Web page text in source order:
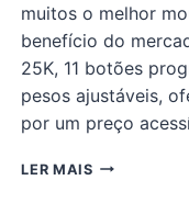
muitos o melhor
benefício do
25K, 11 botões
pesos ajustáveis,
por um preço
LER MAIS